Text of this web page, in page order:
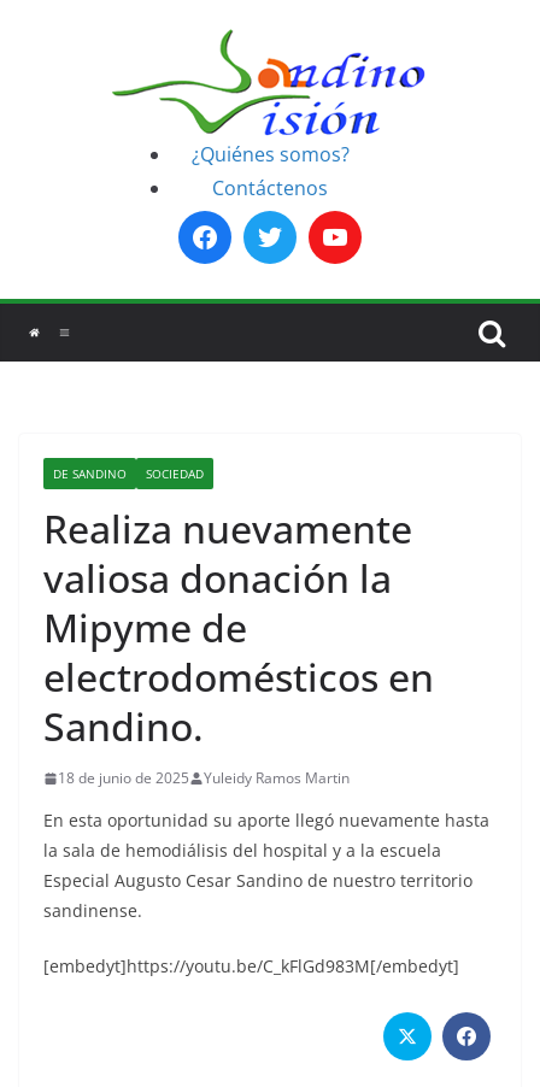
¿Quiénes somos?
Contáctenos
DE SANDINO SOCIEDAD
Realiza nuevamente
valiosa donación la
Mipyme de
electrodomésticos en
Sandino.
18 de junio de 2025 Yuleidy Ramos Martin
En esta oportunidad su aporte llegó nuevamente hasta
la sala de hemodiálisis del hospital y a la escuela
Especial Augusto Cesar Sandino de nuestro territorio
sandinense.
[embedyt]https://youtu.be/C_kFlGd983M[/embedyt]